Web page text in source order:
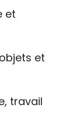
et
et
travail